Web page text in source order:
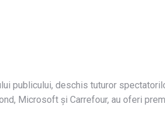
publicului, deschis tuturor
Microsoft și Carrefour, au oferi